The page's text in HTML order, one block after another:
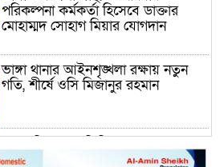
পরিকল্পনা কর্মকর্তা হিসেবে ডাক্তার
মোহাম্মদ সোহাগ মিয়ার যোগদান
ভাঙ্গা থানার আইনশৃঙ্খলা রক্ষায় নতুন
গতি, শীর্ষে ওসি মিজানুর রহমান
(রাজস্ব) আজিম উদ্দিন ভূমি মন্ত্রণালয়ে